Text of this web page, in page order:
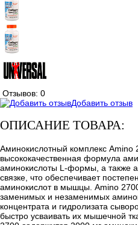
Отзывов: 0
Добавить отзыв
ОПИСАНИЕ ТОВАРА:
Аминокислотный комплекс Amino
высококачественная формула
аминокислоты L-формы, а также
связке, что обеспечивает
аминокислот в мышцы. Amino
заменимых и незаменимых
концентрата и гидролизата
быстро усваивать их мышечной